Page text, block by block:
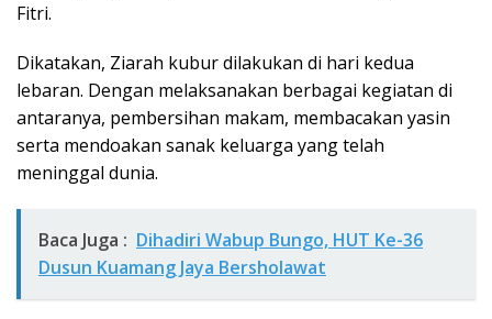
Fitri.
Dikatakan, Ziarah kubur dilakukan di hari kedua
lebaran. Dengan melaksanakan berbagai kegiatan di
antaranya, pembersihan makam, membacakan yasin
serta mendoakan sanak keluarga yang telah
meninggal dunia.
Baca Juga : Dihadiri Wabup Bungo, HUT Ke-36
Dusun Kuamang Jaya Bersholawat